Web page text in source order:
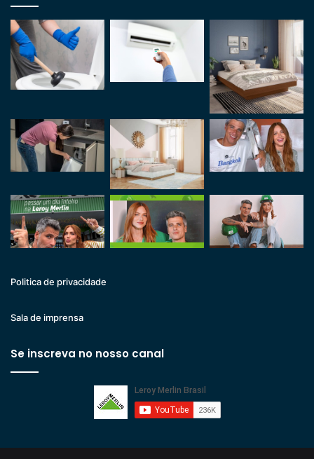
Politica de privacidade
Sala de imprensa
Se inscreva no nosso canal